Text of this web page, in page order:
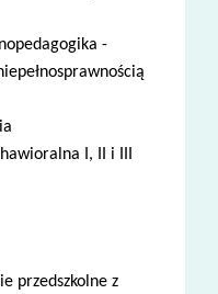
-
I, II i III
przedszkolne z